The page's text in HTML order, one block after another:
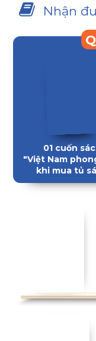
Nhận
01 cuốn
"Việt Nam
khi mua tủ